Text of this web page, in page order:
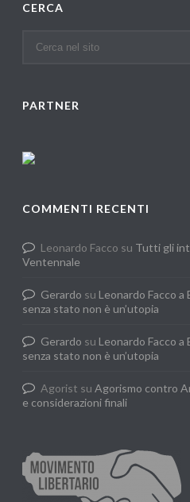
CERCA
PARTNER
COMMENTI RECENTI
Leonardo Facco su Tutti gli
Ventennale
Gerardo su Leonardo Facco
senza stato non è un’utopia
Gerardo su Leonardo Facco
senza stato non è un’utopia
Agorist suAgorismo contro
e considerazioni finali